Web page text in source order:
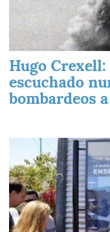
Hugo Crexell:
escuchado
bombardeos